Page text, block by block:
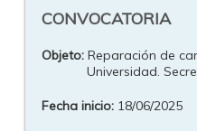
CONVOCATORIA
Objeto: Reparación de
Universidad.
Fecha inicio: 18/06/2025